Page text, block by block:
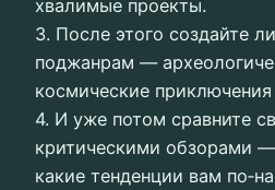
хвалимые проекты.
3. После этого создайте
поджанрам —
космические приключения
4. И уже потом сравните
критическими обзорами
какие тенденции вам